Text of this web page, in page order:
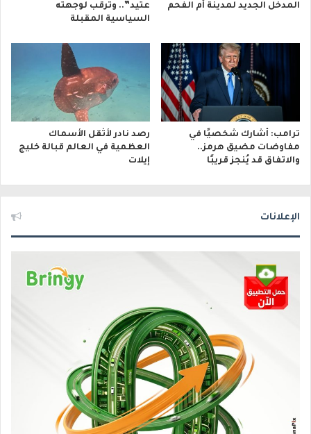
المدخل الجديد لمدينة أم الفحم
عتيد”.. وترقب لوجهته
السياسية المقبلة
ترامب: أشارك شخصيًا في
مفاوضات مضيق هرمز..
والاتفاق قد يُنجز قريبًا
رصد نادر لأثقل الأسماك
العظمية في العالم قبالة خليج
إيلات
الإعلانات